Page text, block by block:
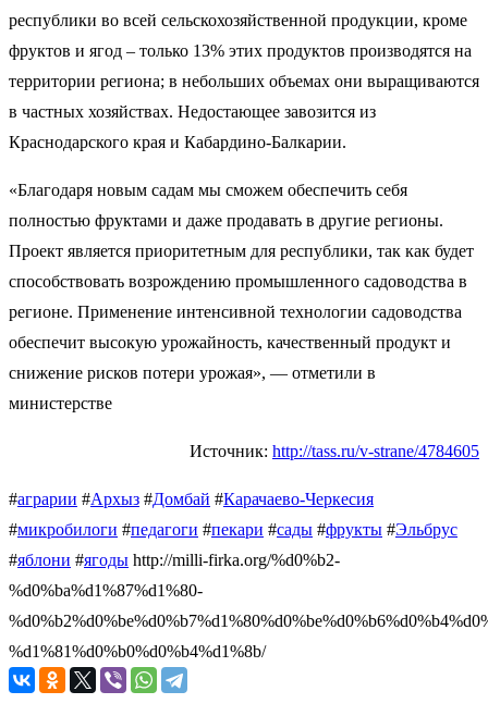
республики во всей сельскохозяйственной продукции, кроме
фруктов и ягод – только 13% этих продуктов производятся на
территории региона; в небольших объемах они выращиваются
в частных хозяйствах. Недостающее завозится из
Краснодарского края и Кабардино-Балкарии.
«Благодаря новым садам мы сможем обеспечить себя
полностью фруктами и даже продавать в другие регионы.
Проект является приоритетным для республики, так как будет
способствовать возрождению промышленного садоводства в
регионе. Применение интенсивной технологии садоводства
обеспечит высокую урожайность, качественный продукт и
снижение рисков потери урожая», — отметили в
министерстве
Источник: http://tass.ru/v-strane/4784605
#аграрии #Архыз #Домбай #Карачаево-Черкесия
#микробилоги #педагоги #пекари #сады #фрукты #Эльбрус
#яблони #ягоды http://milli-firka.org/%d0%b2-
%d0%ba%d1%87%d1%80-
%d1%81%d0%b0%d0%b4%d1%8b/